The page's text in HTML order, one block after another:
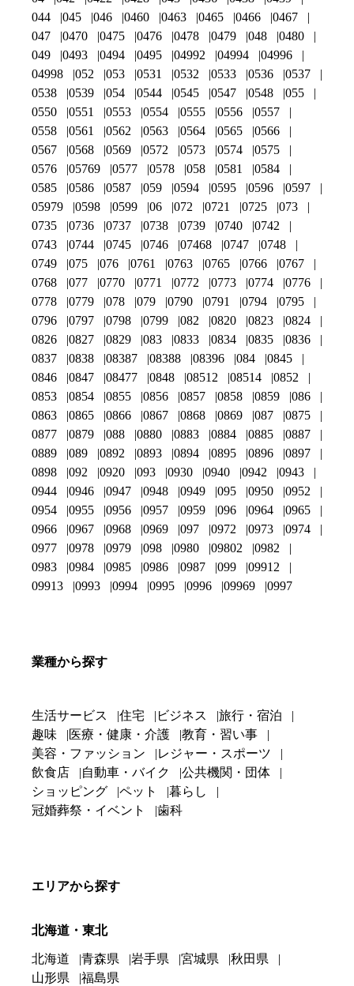
044
045 046 0460 0463 0465 0466
0467
047
0470 0475 0476 0478 0479 048
0480
049
0493 0494 0495 04992 04994
04996
04998
052 053 0531 0532 0533 0536
0537
0538
0539 054 0544 0545 0547 0548
055
0550
0551 0553 0554 0555 0556
0557
0558
0561 0562 0563 0564 0565
0566
0567
0568 0569 0572 0573 0574
0575
0576
05769 0577 0578 058 0581
0584
0585
0586 0587 059 0594 0595 0596
0597
05979
0598 0599 06 072 0721 0725
073
0735
0736 0737 0738 0739 0740
0742
0743
0744 0745 0746 07468 0747
0748
0749
075 076 0761 0763 0765 0766
0767
0768
077 0770 0771 0772 0773 0774
0776
0778
0779 078 079 0790 0791 0794
0795
0796
0797 0798 0799 082 0820 0823
0824
0826
0827 0829 083 0833 0834 0835
0836
0837
0838 08387 08388 08396 084
0845
0846
0847 08477 0848 08512 08514
0852
0853
0854 0855 0856 0857 0858 0859
086
0863
0865 0866 0867 0868 0869 087
0875
0877
0879 088 0880 0883 0884 0885
0887
0889
089 0892 0893 0894 0895 0896
0897
0898
092 0920 093 0930 0940 0942
0943
0944
0946 0947 0948 0949 095 0950
0952
0954
0955 0956 0957 0959 096 0964
0965
0966
0967 0968 0969 097 0972 0973
0974
0977
0978 0979 098 0980 09802
0982
0983
0984 0985 0986 0987 099
09912
09913
0993 0994 0995 0996 09969 0997
業種から探す
生活サービス 住宅 ビジネス
旅行・宿泊
趣味
医療・健康・介護
教育・習い事
美容・ファッション
レジャー・スポーツ
飲食店
自動車・バイク
公共機関・団体
ショッピング
ペット
暮らし
冠婚葬祭・イベント
歯科
エリアから探す
北海道・東北
北海道 青森県 岩手県 宮城県
秋田県
山形県
福島県